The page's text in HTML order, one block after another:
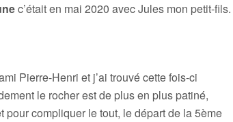
c’était en mai 2020 avec Jules mon petit-fils.
Pierre-Henri et j’ai trouvé cette fois-ci
le rocher est de plus en plus patiné,
pour compliquer le tout, le départ de la 5ème